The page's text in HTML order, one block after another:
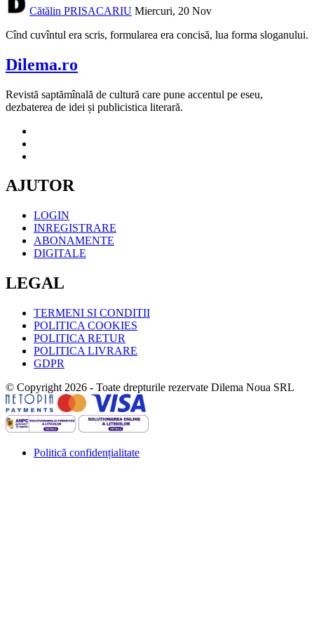
Cătălin PRISACARIU Miercuri, 20 Nov
Cînd cuvîntul era scris, formularea era concisă, lua forma sloganului.
Dilema.ro
Revistă saptămînală de cultură care pune accentul pe eseu,
dezbaterea de idei și publicistica literară.
AJUTOR
LOGIN
INREGISTRARE
ABONAMENTE
DIGITALE
LEGAL
TERMENI SI CONDITII
POLITICA COOKIES
POLITICA RETUR
POLITICA LIVRARE
GDPR
© Copyright 2026 - Toate drepturile rezervate Dilema Noua SRL
Politică confidențialitate